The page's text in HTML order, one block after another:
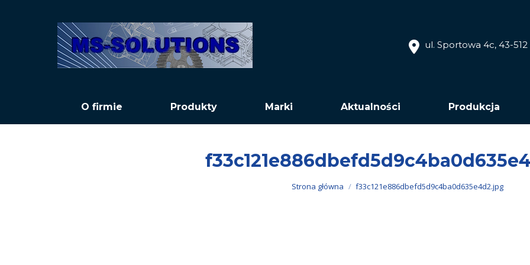
ul. Sportowa 4c, 43-
O firmie Produkty Marki Aktualności Produkcja
Jesteś tutaj:
Strona główna f33c121e886dbefd5d9c4ba0d635e4d2.jpg